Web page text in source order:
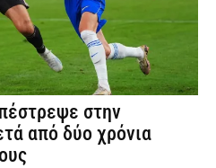
στην
από δύο χρόνια